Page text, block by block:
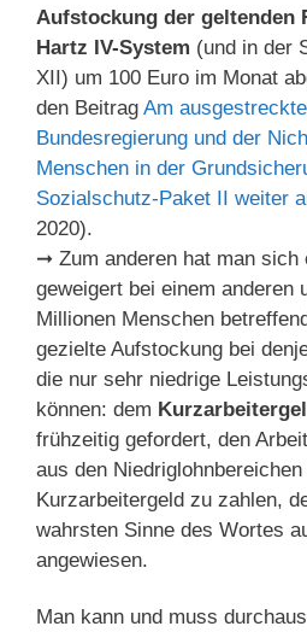
Aufstockung der geltenden
Hartz IV-System (und in der
XII) um 100 Euro im Monat
den Beitrag Am
Bundesregierung und der
Menschen in der
Sozialschutz-Paket II weiter
2020).
➞ Zum anderen hat man sich
geweigert bei einem anderen
Millionen Menschen
gezielte Aufstockung bei
die nur sehr niedrige
können: dem
frühzeitig gefordert, den
aus den
Kurzarbeitergeld zu zahlen,
wahrsten Sinne des Wortes
angewiesen.
Man kann und muss